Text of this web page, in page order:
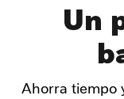
Un
Ahorra tiempo